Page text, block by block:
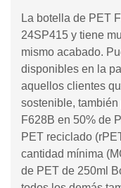
La botella de PET
24SP415 y tiene
mismo acabado.
disponibles en la
aquellos clientes
sostenible,
F628B en 50% de
PET reciclado
cantidad mínima
de PET de 250ml